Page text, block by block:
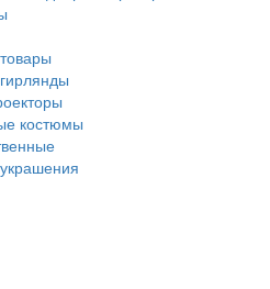
костюмы